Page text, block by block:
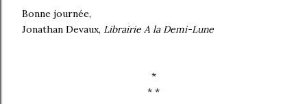
Bonne journée,
Jonathan Devaux, Librairie A la Demi-Lune
*
* *